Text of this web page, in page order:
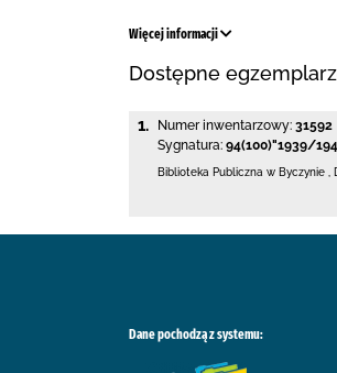
Więcej informacji
Dostępne
1. Numer inwentarzowy: 31592
Sygnatura: 94(100)"1939/
Biblioteka Publiczna w Byczynie
Dane pochodzą z systemu: